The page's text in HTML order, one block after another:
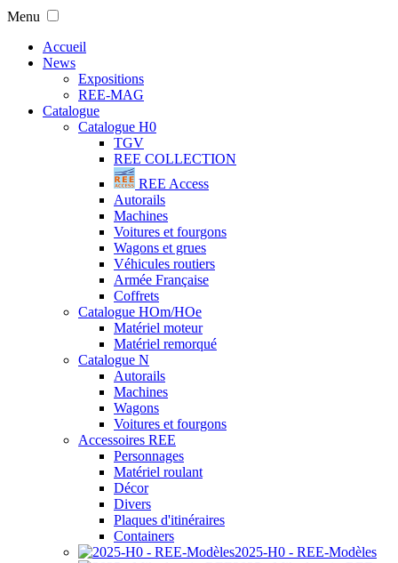
Menu
Accueil
News
Expositions
REE-MAG
Catalogue
Catalogue H0
TGV
REE COLLECTION
REE Access
Autorails
Machines
Voitures et fourgons
Wagons et grues
Véhicules routiers
Armée Française
Coffrets
Catalogue HOm/HOe
Matériel moteur
Matériel remorqué
Catalogue N
Autorails
Machines
Wagons
Voitures et fourgons
Accessoires REE
Personnages
Matériel roulant
Décor
Divers
Plaques d'itinéraires
Containers
2025-H0 - REE-Modèles